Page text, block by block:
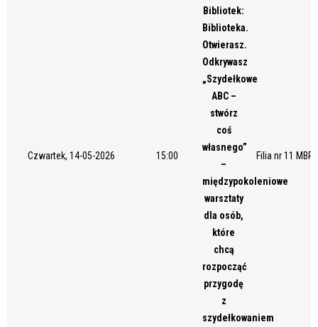
Czwartek, 14-05-2026 15:00
Bibliotek:
Biblioteka.
Otwierasz.
Odkrywasz
„Szydełkowe
ABC –
stwórz
coś
własnego”
–
międzypokoleniowe
warsztaty
dla osób,
które
chcą
rozpocząć
przygodę
z
szydełkowaniem
Filia nr 11